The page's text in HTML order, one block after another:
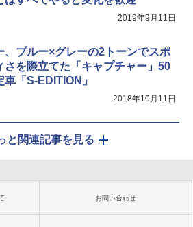
2019年9月11日
、ブルー×グレーの2トーンでスポ
さを際立てた「キャプチャー」50
車「S-EDITION」
2018年10月11日
と関連記事を見る
お問い合わせ